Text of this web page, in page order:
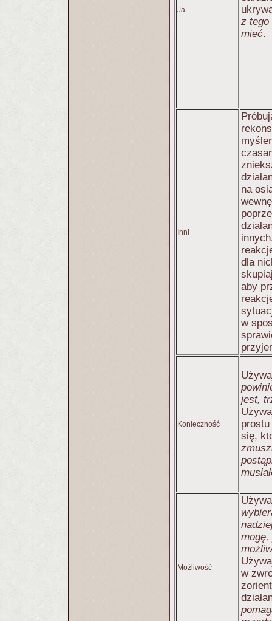
Ja
z tego
mieć.
Inni
na
dla
aby
w
Konieczność
jest,
prostu
się,
Możliwość
w